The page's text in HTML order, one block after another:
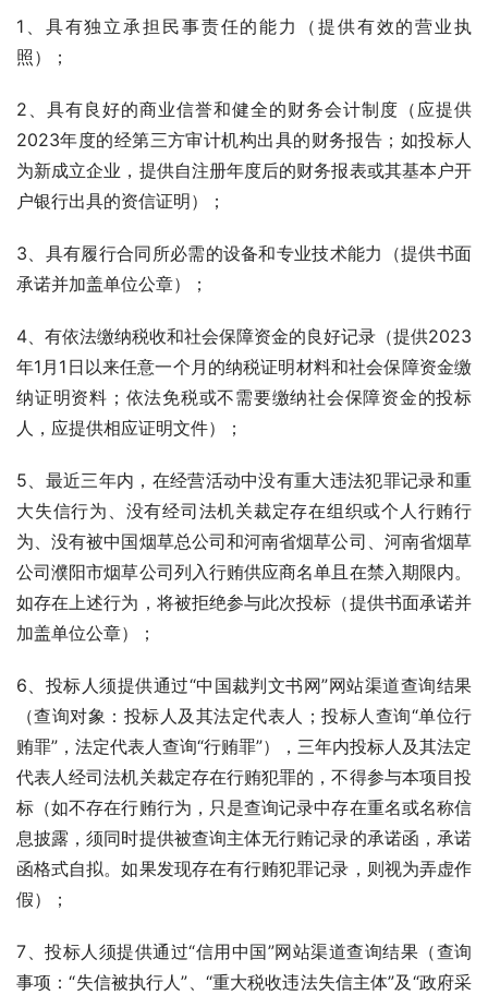
1、具有独立承担民事责任的能力（提供有效的营业执
照）；
2、具有良好的商业信誉和健全的财务会计制度（应提供
2023年度的经第三方审计机构出具的财务报告；如投标人
为新成立企业，提供自注册年度后的财务报表或其基本户开
户银行出具的资信证明）；
3、具有履行合同所必需的设备和专业技术能力（提供书面
承诺并加盖单位公章）；
4、有依法缴纳税收和社会保障资金的良好记录（提供2023
年1月1日以来任意一个月的纳税证明材料和社会保障资金缴
纳证明资料；依法免税或不需要缴纳社会保障资金的投标
人，应提供相应证明文件）；
5、最近三年内，在经营活动中没有重大违法犯罪记录和重
大失信行为、没有经司法机关裁定存在组织或个人行贿行
为、没有被中国烟草总公司和河南省烟草公司、河南省烟草
公司濮阳市烟草公司列入行贿供应商名单且在禁入期限内。
如存在上述行为，将被拒绝参与此次投标（提供书面承诺并
加盖单位公章）；
6、投标人须提供通过“中国裁判文书网”网站渠道查询结果
（查询对象：投标人及其法定代表人；投标人查询“单位行
贿罪”，法定代表人查询“行贿罪”），三年内投标人及其法定
代表人经司法机关裁定存在行贿犯罪的，不得参与本项目投
标（如不存在行贿行为，只是查询记录中存在重名或名称信
息披露，须同时提供被查询主体无行贿记录的承诺函，承诺
函格式自拟。如果发现存在有行贿犯罪记录，则视为弄虚作
假）；
7、投标人须提供通过“信用中国”网站渠道查询结果（查询
事项：“失信被执行人”、“重大税收违法失信主体”及“政府采